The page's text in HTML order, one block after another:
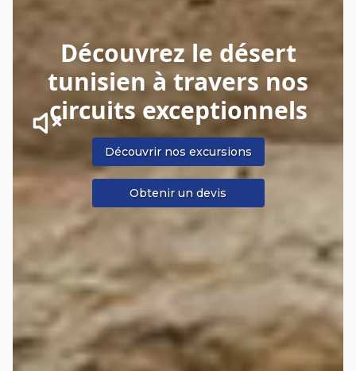
Découvrez le désert
tunisien à travers nos
circuits exceptionnels
Découvrir nos excursions
Obtenir un devis